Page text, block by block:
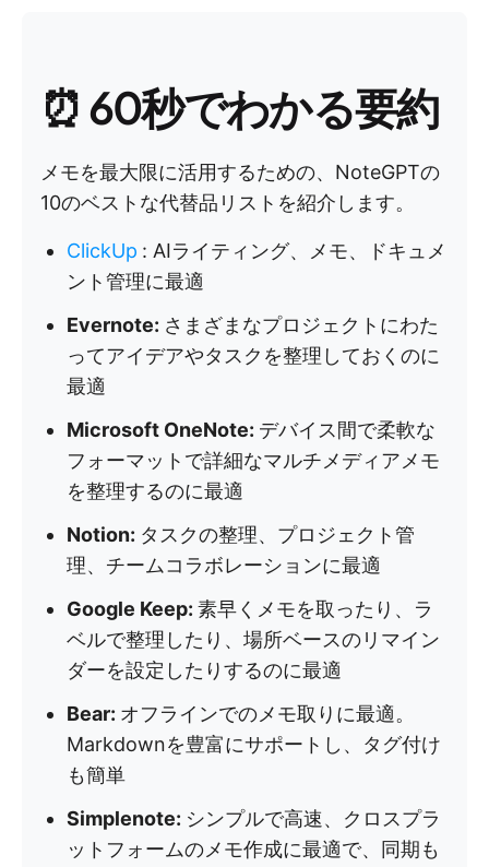
⏰ 60秒でわかる要約
メモを最大限に活用するための、NoteGPTの
10のベストな代替品リストを紹介します。
ClickUp : AIライティング、メモ、ドキュメ
ント管理に最適
Evernote: さまざまなプロジェクトにわた
ってアイデアやタスクを整理しておくのに
最適
Microsoft OneNote: デバイス間で柔軟な
フォーマットで詳細なマルチメディアメモ
を整理するのに最適
Notion: タスクの整理、プロジェクト管
理、チームコラボレーションに最適
Google Keep: 素早くメモを取ったり、ラ
ベルで整理したり、場所ベースのリマイン
ダーを設定したりするのに最適
Bear: オフラインでのメモ取りに最適。
Markdownを豊富にサポートし、タグ付け
も簡単
Simplenote: シンプルで高速、クロスプラ
ットフォームのメモ作成に最適で、同期も